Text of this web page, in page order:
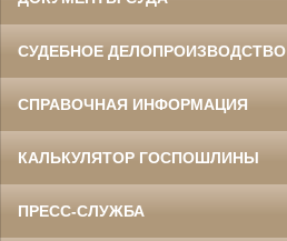
СУДЕБНОЕ ДЕЛОПРОИЗВОДСТВО
СПРАВОЧНАЯ ИНФОРМАЦИЯ
КАЛЬКУЛЯТОР ГОСПОШЛИНЫ
ПРЕСС-СЛУЖБА